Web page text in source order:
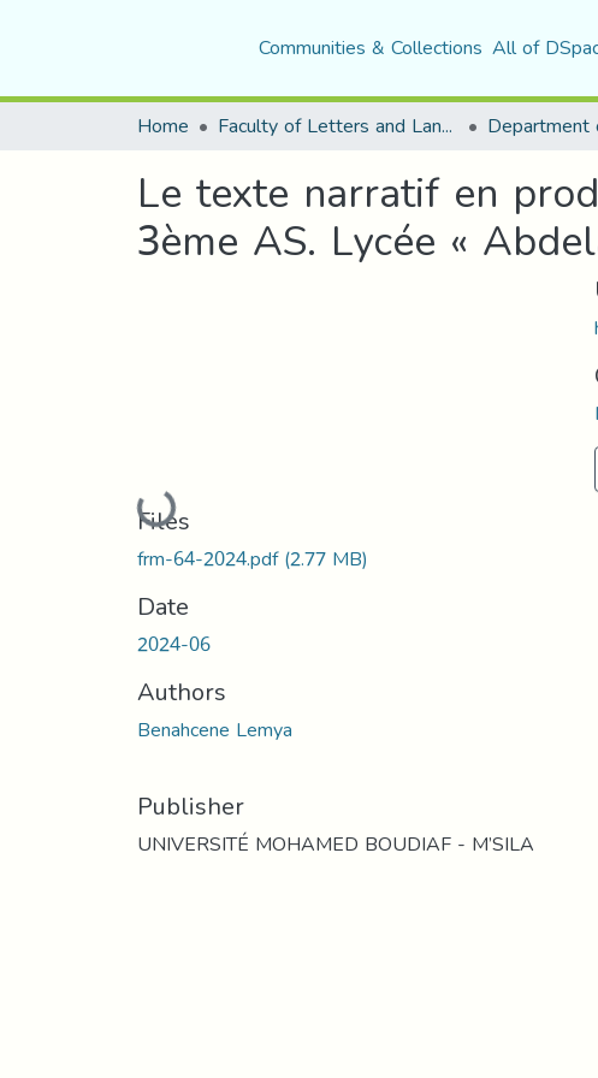
Communities & Collections All of
Home Faculty of Letters and Languages
Le texte narratif en
3ème AS. Lycée «
Loading...
Files
frm-64-2024.pdf(2.77 MB)
Date
2024-06
Authors
Benahcene Lemya
Publisher
UNIVERSITÉ MOHAMED BOUDIAF - M’SILA